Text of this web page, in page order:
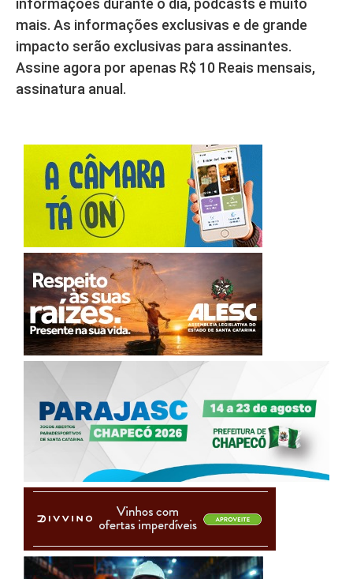
informações durante o dia, podcasts e muito
mais. As informações exclusivas e de grande
impacto serão exclusivas para assinantes.
Assine agora por apenas R$ 10 Reais mensais,
assinatura anual.